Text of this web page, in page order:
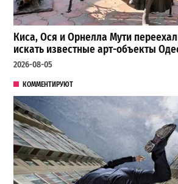
Киса, Ося и Орнелла Мути
искать известные арт-объекты
2026-08-05
КОММЕНТИРУЮТ